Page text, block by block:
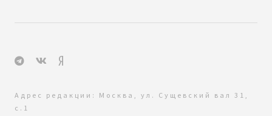
Адрес редакции: Москва, ул. Сущевский вал 31,
с.1